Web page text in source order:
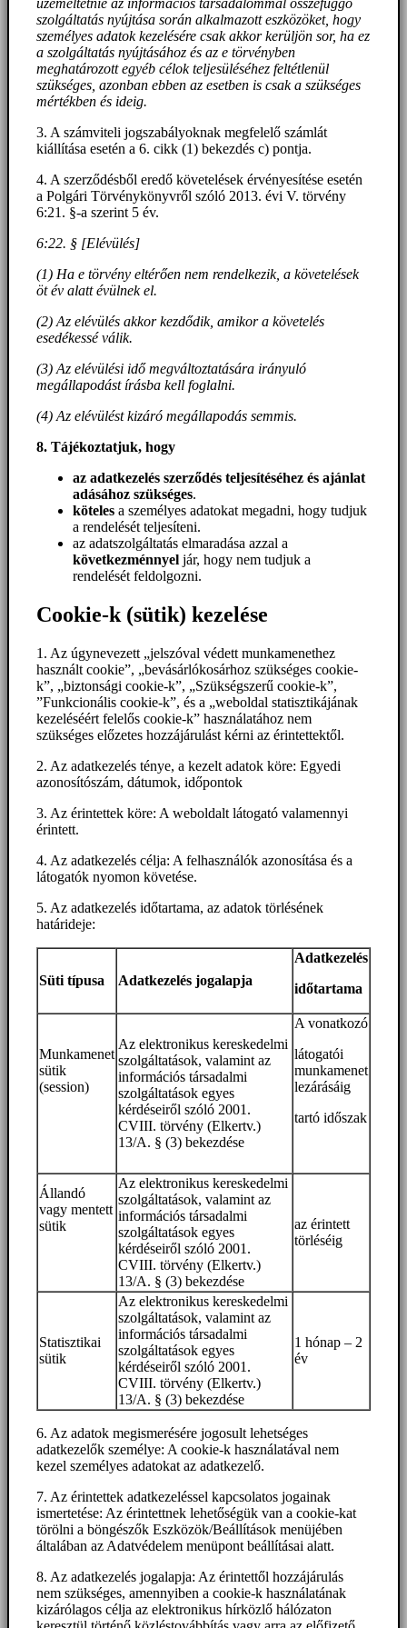
üzemeltetnie az információs társadalommal összefüggő
szolgáltatás nyújtása során alkalmazott eszközöket, hogy
személyes adatok kezelésére csak akkor kerüljön sor, ha ez
a szolgáltatás nyújtásához és az e törvényben
meghatározott egyéb célok teljesüléséhez feltétlenül
szükséges, azonban ebben az esetben is csak a szükséges
mértékben és ideig.
3. A számviteli jogszabályoknak megfelelő számlát
kiállítása esetén a 6. cikk (1) bekezdés c) pontja.
4. A szerződésből eredő követelések érvényesítése esetén
a Polgári Törvénykönyvről szóló 2013. évi V. törvény
6:21. §-a szerint 5 év.
6:22. § [Elévülés]
(1) Ha e törvény eltérően nem rendelkezik, a követelések
öt év alatt évülnek el.
(2) Az elévülés akkor kezdődik, amikor a követelés
esedékessé válik.
(3) Az elévülési idő megváltoztatására irányuló
megállapodást írásba kell foglalni.
(4) Az elévülést kizáró megállapodás semmis.
8. Tájékoztatjuk, hogy
az adatkezelés szerződés teljesítéséhez és ajánlat
adásához szükséges.
köteles a személyes adatokat megadni, hogy tudjuk
a rendelését teljesíteni.
az adatszolgáltatás elmaradása azzal a
következménnyel jár, hogy nem tudjuk a
rendelését feldolgozni.
Cookie-k (sütik) kezelése
1. Az úgynevezett „jelszóval védett munkamenethez
használt cookie”, „bevásárlókosárhoz szükséges cookie-
k”, „biztonsági cookie-k”, „Szükségszerű cookie-k”,
”Funkcionális cookie-k”, és a „weboldal statisztikájának
kezeléséért felelős cookie-k” használatához nem
szükséges előzetes hozzájárulást kérni az érintettektől.
2. Az adatkezelés ténye, a kezelt adatok köre: Egyedi
azonosítószám, dátumok, időpontok
3. Az érintettek köre: A weboldalt látogató valamennyi
érintett.
4. Az adatkezelés célja: A felhasználók azonosítása és a
látogatók nyomon követése.
5. Az adatkezelés időtartama, az adatok törlésének
határideje:
Süti típusa Adatkezelés jogalapja
Adatkezelés
időtartama
Munkamenet
sütik
(session)
Az elektronikus kereskedelmi
szolgáltatások, valamint az
információs társadalmi
szolgáltatások egyes
kérdéseiről szóló 2001.
CVIII. törvény (Elkertv.)
13/A. § (3) bekezdése
A vonatkozó
látogatói
munkamenet
lezárásáig
tartó időszak
Állandó
vagy mentett
sütik
Az elektronikus kereskedelmi
szolgáltatások, valamint az
információs társadalmi
szolgáltatások egyes
kérdéseiről szóló 2001.
CVIII. törvény (Elkertv.)
13/A. § (3) bekezdése
az érintett
törléséig
Statisztikai
sütik
Az elektronikus kereskedelmi
szolgáltatások, valamint az
információs társadalmi
szolgáltatások egyes
kérdéseiről szóló 2001.
CVIII. törvény (Elkertv.)
13/A. § (3) bekezdése
1 hónap – 2
év
6. Az adatok megismerésére jogosult lehetséges
adatkezelők személye: A cookie-k használatával nem
kezel személyes adatokat az adatkezelő.
7. Az érintettek adatkezeléssel kapcsolatos jogainak
ismertetése: Az érintettnek lehetőségük van a cookie-kat
törölni a böngészők Eszközök/Beállítások menüjében
általában az Adatvédelem menüpont beállításai alatt.
8. Az adatkezelés jogalapja: Az érintettől hozzájárulás
nem szükséges, amennyiben a cookie-k használatának
kizárólagos célja az elektronikus hírközlő hálózaton